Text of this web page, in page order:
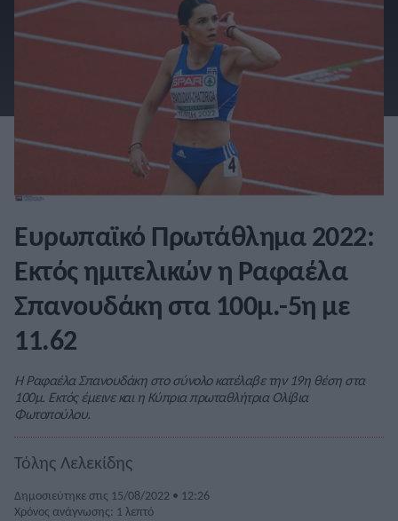
Ευρωπαϊκό Πρωτάθλημα 2022:
Εκτός ημιτελικών η Ραφαέλα
Σπανουδάκη στα 100μ.-5η με
11.62
Η Ραφαέλα Σπανουδάκη στο σύνολο κατέλαβε την 19η θέση στα
100μ. Εκτός έμεινε και η Κύπρια πρωταθλήτρια Ολίβια
Φωτοπούλου.
Τόλης Λελεκίδης
Δημοσιεύτηκε στις 15/08/2022 • 12:26
Χρόνος ανάγνωσης: 1 λεπτό